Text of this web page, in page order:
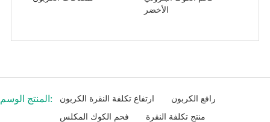
الأخضر
المنتج الوسم: ارتفاع تكلفة النقرة الكربون
رافع الكربون
فحم الكوك المكلس
منتج تكلفة النقرة